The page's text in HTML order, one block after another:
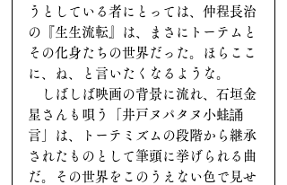
うとしている者にとっては、仲程長治
の『生生流転』は、まさにトーテムと
その化身たちの世界だった。ほらここ
に、ね、と言いたくなるような。
しばしば映画の背景に流れ、石垣金
星さんも唄う「井戸ヌパタヌ小蛙誦
言」は、トーテミズムの段階から継承
されたものとして筆頭に挙げられる曲
だ。その世界をこのうえない色で見せ